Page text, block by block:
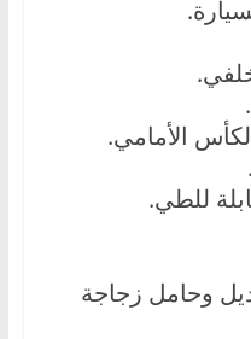
الأمامي.
للطي.
وحامل زجاجة